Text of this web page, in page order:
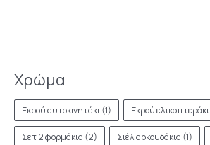
Χρώμα
Εκρού αυτοκινητάκι(1) Εκρού ελικοπτεράκι
Σετ 2 φορμάκια (2) Σιέλ αρκουδάκια (1)